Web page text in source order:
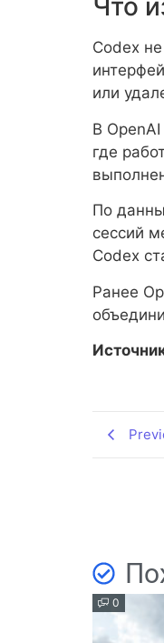
Что
Codex
или
В
где
По
сессий
Codex
Ранее
0